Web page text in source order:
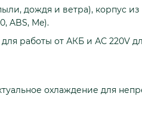
дождя и ветра), корпус из
ABS, Me).
работы от АКБ и АС 220V
охлаждение для